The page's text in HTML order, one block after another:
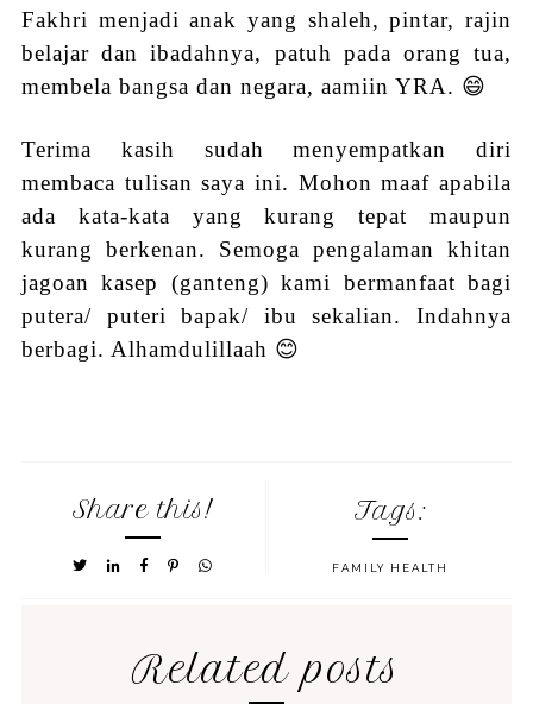
Fakhri menjadi anak yang shaleh, pintar, rajin
belajar dan ibadahnya, patuh pada orang tua,
membela bangsa dan negara, aamiin YRA. 😄
Terima kasih sudah menyempatkan diri
membaca tulisan saya ini. Mohon maaf apabila
ada kata-kata yang kurang tepat maupun
kurang berkenan. Semogapengalamankhitan
jagoan kasep (ganteng) kami bermanfaat bagi
putera/ puteri bapak/ ibusekalian.Indahnya
berbagi. Alhamdulillaah 😊
Share this! Tags:
FAMILY HEALTH
Related posts